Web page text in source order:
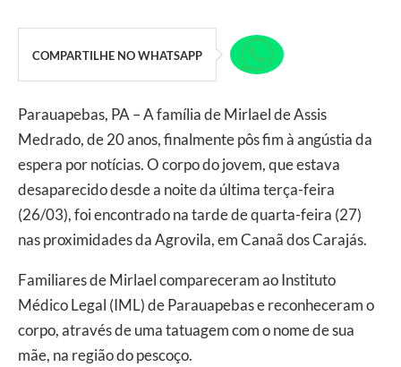
COMPARTILHE NO WHATSAPP
Parauapebas, PA – A família de Mirlael de Assis
Medrado, de 20 anos, finalmente pôs fim à angústia da
espera por notícias. O corpo do jovem, que estava
desaparecido desde a noite da última terça-feira
(26/03), foi encontrado na tarde de quarta-feira (27)
nas proximidades da Agrovila, em Canaã dos Carajás.
Familiares de Mirlael compareceram ao Instituto
Médico Legal (IML) de Parauapebas e reconheceram o
corpo, através de uma tatuagem com o nome de sua
mãe, na região do pescoço.